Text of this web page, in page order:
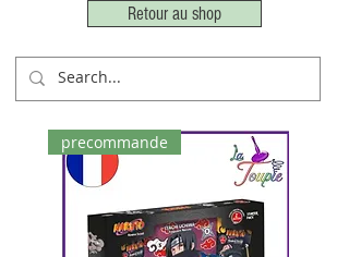
Retour au shop
precommande